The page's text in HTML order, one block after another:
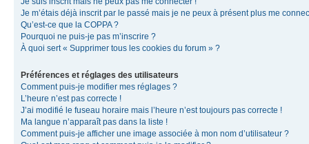
Je m’étais déjà inscrit par le passé mais je ne peux à présent plus me
Qu’est-ce que la COPPA ?
Pourquoi ne puis-je pas m’inscrire ?
À quoi sert « Supprimer tous les cookies du forum » ?
Préférences et réglages des utilisateurs
Comment puis-je modifier mes réglages ?
L’heure n’est pas correcte !
J’ai modifié le fuseau horaire mais l’heure n’est toujours pas correcte !
Ma langue n’apparaît pas dans la liste !
Comment puis-je afficher une image associée à mon nom d’utilisateur ?